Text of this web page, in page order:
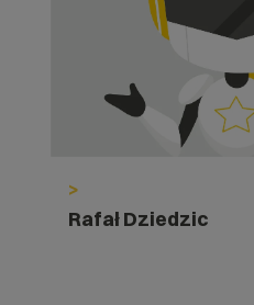
>
Rafał Dziedzic